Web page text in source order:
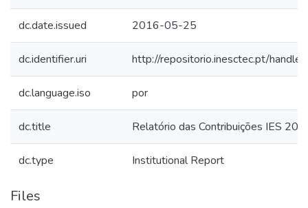
dc.date.issued 2016-05-25
dc.identifier.uri http://repositorio.inesctec.pt/
dc.language.iso por
dc.title Relatório das Contribuições IES
dc.type Institutional Report
Files